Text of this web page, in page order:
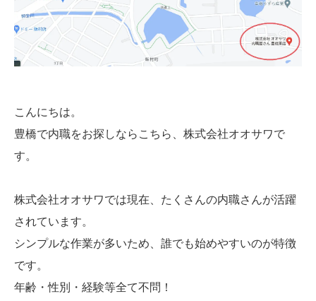
こんにちは。
豊橋で内職をお探しならこちら、株式会社オオサワで
す。
株式会社オオサワでは現在、たくさんの内職さんが活躍
されています。
シンプルな作業が多いため、誰でも始めやすいのが特徴
です。
年齢・性別・経験等全て不問！